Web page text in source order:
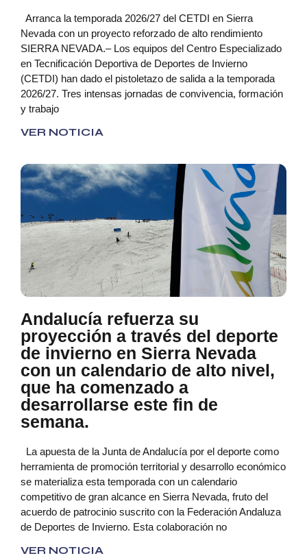
Arranca la temporada 2026/27 del CETDI en Sierra
Nevada con un proyecto reforzado de alto rendimiento
SIERRA NEVADA.– Los equipos del Centro Especializado
en Tecnificación Deportiva de Deportes de Invierno
(CETDI) han dado el pistoletazo de salida a la temporada
2026/27. Tres intensas jornadas de convivencia, formación
y trabajo
VER NOTICIA
Andalucía refuerza su
proyección a través del deporte
de invierno en Sierra Nevada
con un calendario de alto nivel,
que ha comenzado a
desarrollarse este fin de
semana.
La apuesta de la Junta de Andalucía por el deporte como
herramienta de promoción territorial y desarrollo económico
se materializa esta temporada con un calendario
competitivo de gran alcance en Sierra Nevada, fruto del
acuerdo de patrocinio suscrito con la Federación Andaluza
de Deportes de Invierno. Esta colaboración no
VER NOTICIA